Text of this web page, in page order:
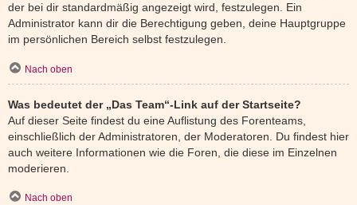
der bei dir standardmäßig angezeigt wird, festzulegen. Ein
Administrator kann dir die Berechtigung geben, deine Hauptgruppe
im persönlichen Bereich selbst festzulegen.
Nach oben
Was bedeutet der „Das Team“-Link auf der Startseite?
Auf dieser Seite findest du eine Auflistung des Forenteams,
einschließlich der Administratoren, der Moderatoren. Du findest hier
auch weitere Informationen wie die Foren, die diese im Einzelnen
moderieren.
Nach oben